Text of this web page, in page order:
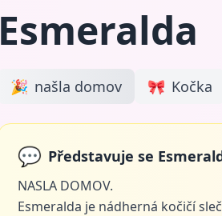
Esmeralda
🎉 našla domov 🎀 Kočka
💬 Představuje se
NASLA DOMOV.
Esmeralda je nádherná kočičí